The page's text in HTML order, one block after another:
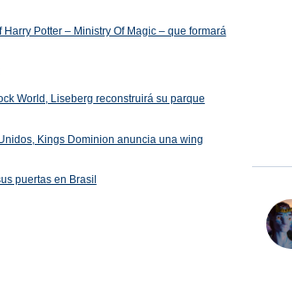
Potter – Ministry Of Magic – que formará
World, Liseberg reconstruirá su parque
Kings Dominion anuncia una wing
puertas en Brasil